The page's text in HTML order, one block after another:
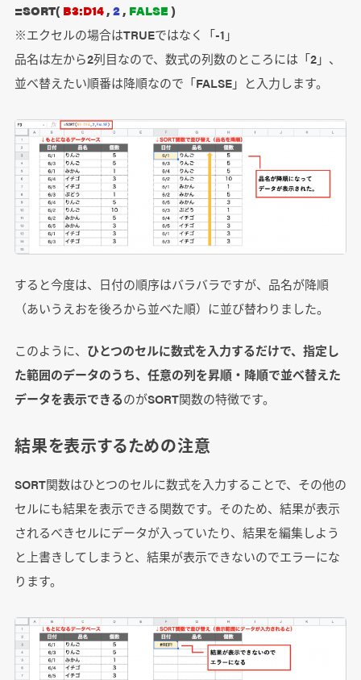
=SORT( B3:D14,2, FALSE)
※エクセルの場合はTRUEではなく「-1」
品名は左から2列目なので、数式の列数のところには「2」、
並べ替えたい順番は降順なので「FALSE」と入力します。
すると今度は、日付の順序はバラバラですが、品名が降順
（あいうえおを後ろから並べた順）に並び替わりました。
このように、 ひとつのセルに数式を入力するだけで、指定し
た範囲のデータのうち、任意の列を昇順・降順で並べ替えた
データを表示できるのがSORT関数の特徴です。
結果を表示するための注意
SORT関数はひとつのセルに数式を入力することで、その他の
セルにも結果を表示できる関数です。そのため、結果が表示
されるべきセルにデータが入っていたり、結果を編集しよう
と上書きしてしまうと、結果が表示できないのでエラーにな
ります。